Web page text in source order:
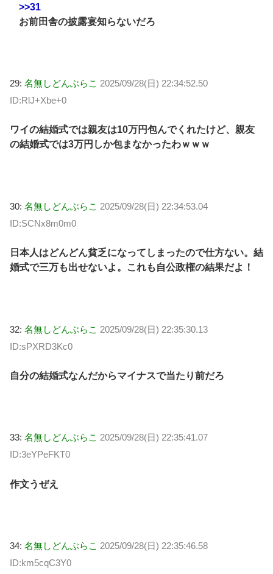
>>31
お前田舎の披露宴知らないだろ
29: 名無しどんぶらこ 2025/09/28(日) 22:34:52.50
ID:RlJ+Xbe+0
ワイの結婚式では親友は10万円包んでくれたけど、親友
の結婚式では3万円しか包まなかったわｗｗｗ
30: 名無しどんぶらこ 2025/09/28(日) 22:34:53.04
ID:SCNx8m0m0
日本人はどんどん貧乏になってしまったので仕方ない。結
婚式で三万も出せないよ。これも自公政権の結果だよ！
32: 名無しどんぶらこ 2025/09/28(日) 22:35:30.13
ID:sPXRD3Kc0
自分の結婚式なんだからマイナスで当たり前だろ
33: 名無しどんぶらこ 2025/09/28(日) 22:35:41.07
ID:3eYPeFKT0
作文うぜえ
34: 名無しどんぶらこ 2025/09/28(日) 22:35:46.58
ID:km5cqC3Y0